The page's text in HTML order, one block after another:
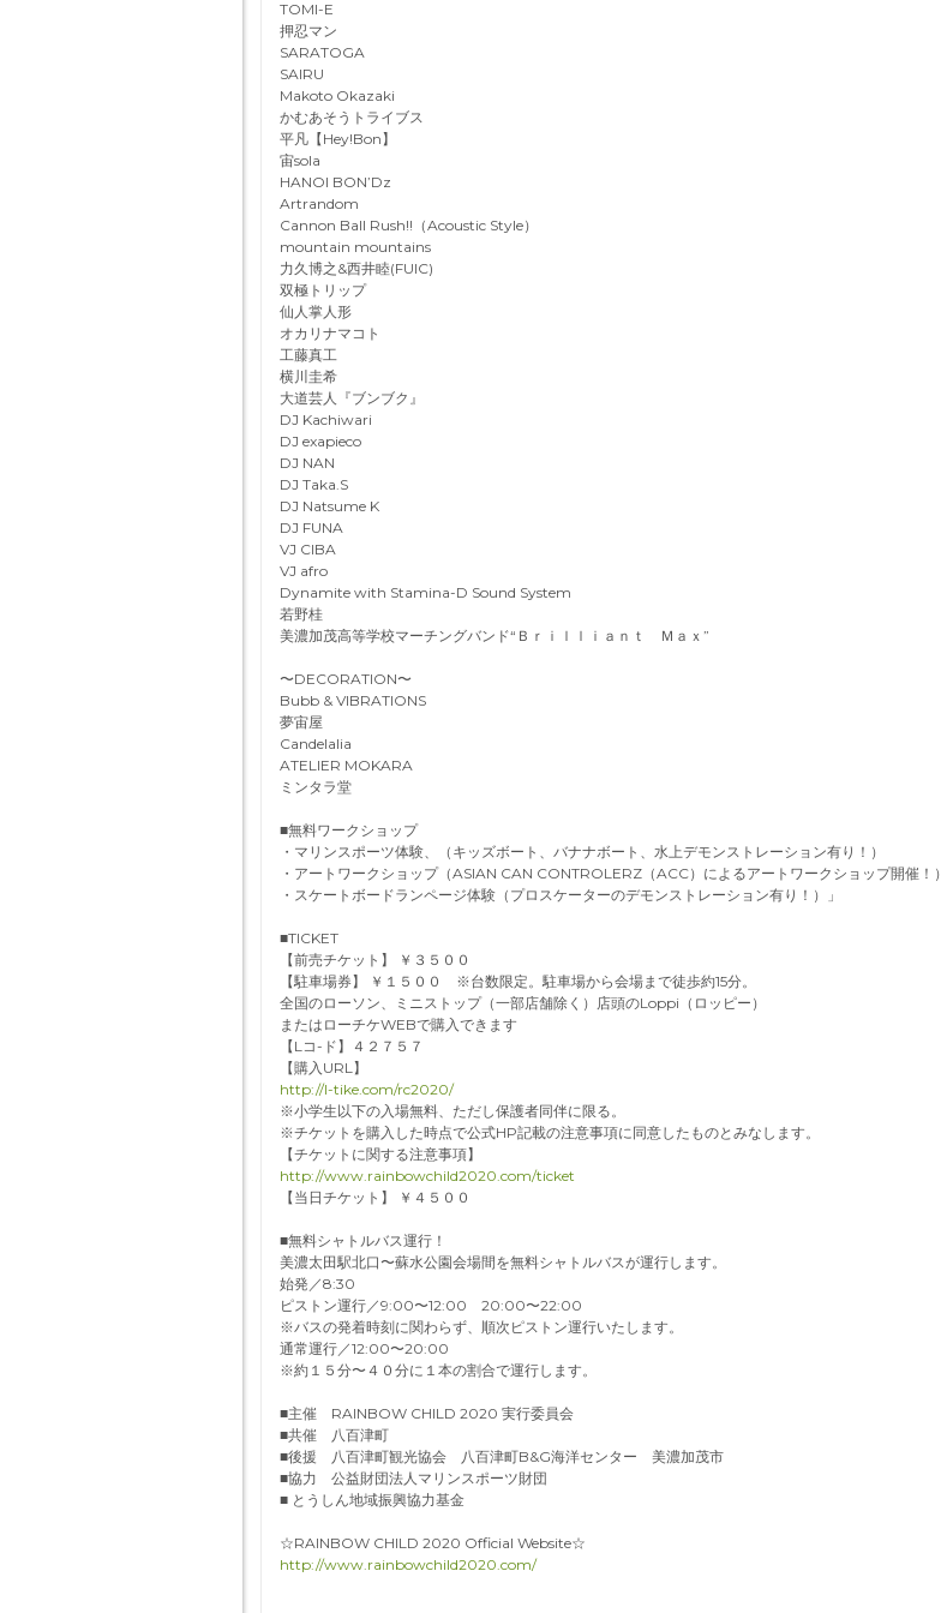
TOMI-E
押忍マン
SARATOGA
SAIRU
Makoto Okazaki
かむあそうトライブス
平凡【Hey!Bon】
宙sola
HANOI BON’Dz
Artrandom
Cannon Ball Rush!!（Acoustic Style）
mountain mountains
力久博之&西井睦(FUIC)
双極トリップ
仙人掌人形
オカリナマコト
工藤真工
横川圭希
大道芸人『ブンブク』
DJ Kachiwari
DJ exapieco
DJ NAN
DJ Taka.S
DJ Natsume K
DJ FUNA
VJ CIBA
VJ afro
Dynamite with Stamina-D Sound System
若野桂
美濃加茂高等学校マーチングバンド“Ｂｒｉｌｌｉａｎｔ Ｍａｘ”
〜DECORATION〜
Bubb & VIBRATIONS
夢宙屋
Candelalia
ATELIER MOKARA
ミンタラ堂
■無料ワークショップ
・マリンスポーツ体験、（キッズボート、バナナボート、水上デモンストレーション有り！）
・アートワークショップ（ASIAN CAN CONTROLERZ（ACC）によるアートワークショップ開催！）
・スケートボードランページ体験（プロスケーターのデモンストレーション有り！）」
■TICKET
【前売チケット】 ￥３５００
【駐車場券】 ￥１５００ ※台数限定。駐車場から会場まで徒歩約15分。
全国のローソン、ミニストップ（一部店舗除く）店頭のLoppi（ロッピー）
またはローチケWEBで購入できます
【Lコ-ド】４２７５７
【購入URL】
http://l-tike.com/rc2020/
※小学生以下の入場無料、ただし保護者同伴に限る。
※チケットを購入した時点で公式HP記載の注意事項に同意したものとみなします。
【チケットに関する注意事項】
http://www.rainbowchild2020.com/ticket
【当日チケット】 ￥４５００
■無料シャトルバス運行！
美濃太田駅北口〜蘇水公園会場間を無料シャトルバスが運行します。
始発／8:30
ピストン運行／9:00〜12:00 20:00〜22:00
※バスの発着時刻に関わらず、順次ピストン運行いたします。
通常運行／12:00〜20:00
※約１５分〜４０分に１本の割合で運行します。
■主催 RAINBOW CHILD 2020 実行委員会
■共催 八百津町
■後援 八百津町観光協会 八百津町B&G海洋センター 美濃加茂市
■協力 公益財団法人マリンスポーツ財団
■ とうしん地域振興協力基金
☆RAINBOW CHILD 2020 Official Website☆
http://www.rainbowchild2020.com/